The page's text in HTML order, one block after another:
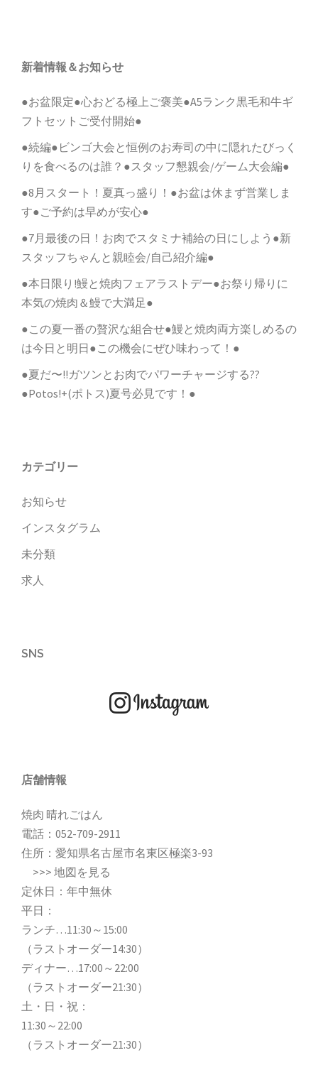
ン
新着情報＆お知らせ
●お盆限定●心おどる極上ご褒美●A5ランク黒毛和牛ギ
フトセットご受付開始●
●続編●ビンゴ大会と恒例のお寿司の中に隠れたびっく
りを食べるのは誰？●スタッフ懇親会/ゲーム大会編●
●8月スタート！夏真っ盛り！●お盆は休まず営業しま
す●ご予約は早めが安心●
●7月最後の日！お肉でスタミナ補給の日にしよう●新
スタッフちゃんと親睦会/自己紹介編●
●本日限り!鰻と焼肉フェアラストデー●お祭り帰りに
本気の焼肉＆鰻で大満足●
●この夏一番の贅沢な組合せ●鰻と焼肉両方楽しめるの
は今日と明日●この機会にぜひ味わって！●
●夏だ〜!!ガツンとお肉でパワーチャージする??
●Potos!+(ポトス)夏号必見です！●
カテゴリー
お知らせ
インスタグラム
未分類
求人
SNS
店舗情報
焼肉 晴れごはん
電話： 052-709-2911
住所：愛知県名古屋市名東区極楽3-93
>>> 地図を見る
定休日：年中無休
平日：
ランチ…11:30～15:00
（ラストオーダー14:30）
ディナー…17:00～22:00
（ラストオーダー21:30）
土・日・祝：
11:30～22:00
（ラストオーダー21:30）